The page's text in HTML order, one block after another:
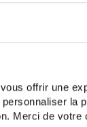
offrir une
la
Merci de votre